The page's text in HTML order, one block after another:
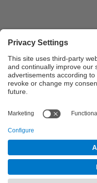
Pla general dels
distesament durant
d'Enginyeria
© UPC